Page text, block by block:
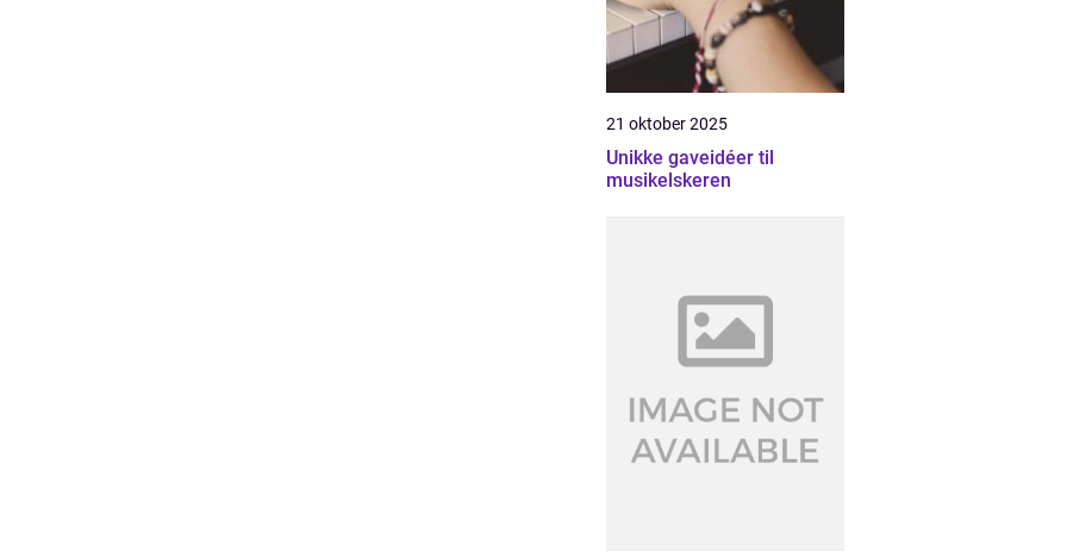
21 oktober 2025
Unikke gaveidéer til
musikelskeren